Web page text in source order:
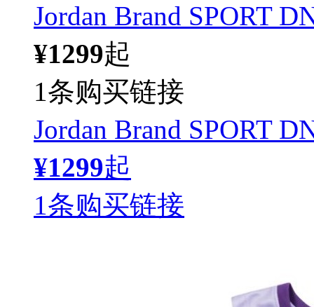
Jordan Brand SPORT
¥1299起
1条购买链接
Jordan Brand SPORT
¥1299起
1条购买链接